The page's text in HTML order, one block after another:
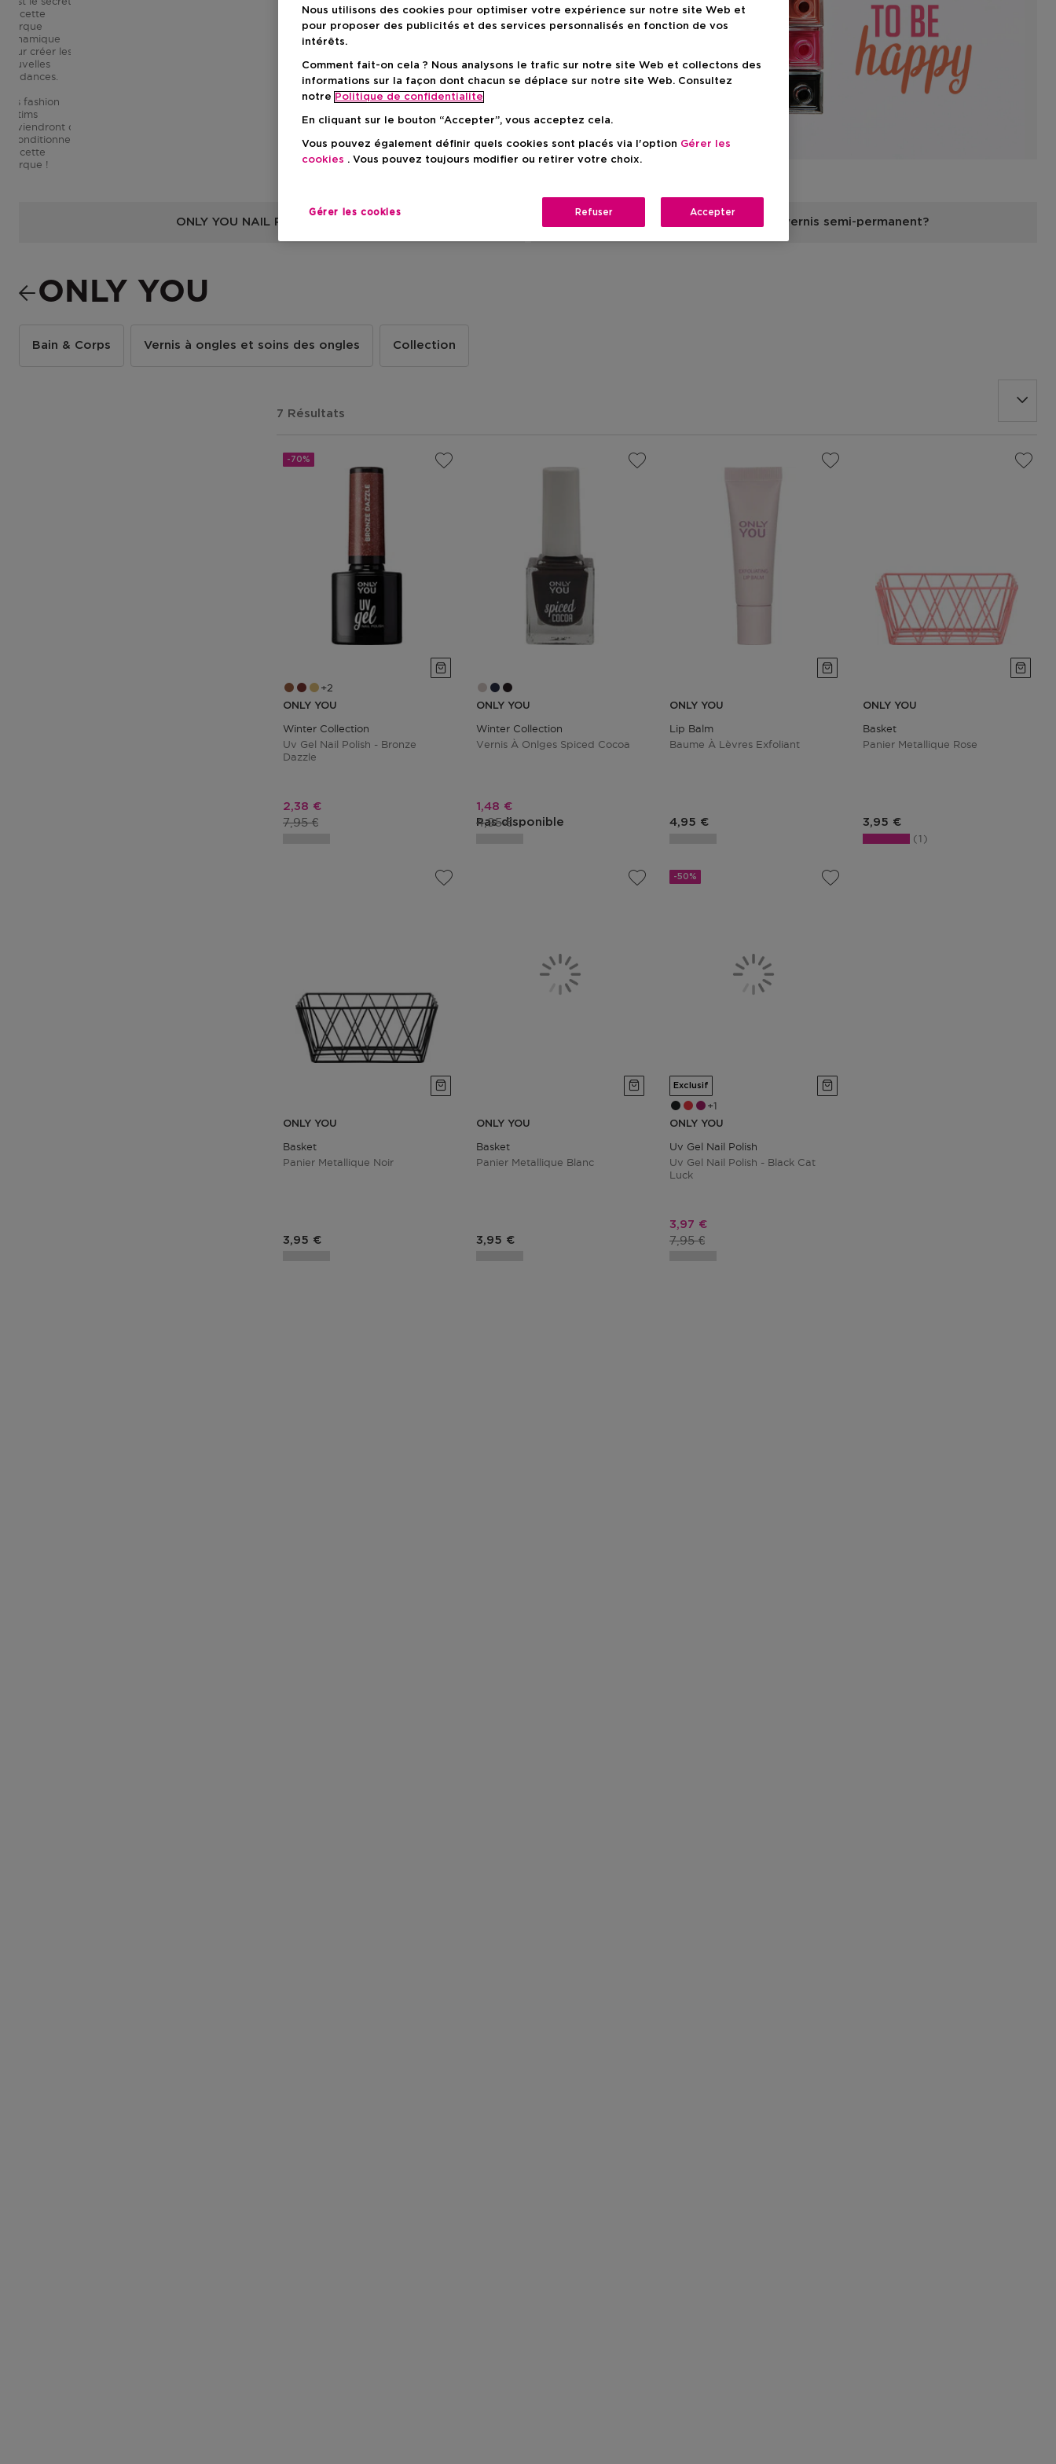
de cette
marque
dynamique
pour créer les
nouvelles
tendances.
Les fashion
victims
deviendront des
inconditionnelles
de cette
marque !
ONLY YOU NAIL POLISH FINDER Comment appliquer du vernis semi-permanent?
ONLY YOU
Bain & Corps Vernis à ongles et soins des ongles Collection
7 Résultats
-70%
2
ONLY YOU
Winter Collection
Uv Gel Nail Polish - Bronze
Dazzle
Prix promotionnel
2,38 €
Prix du produit
7,95 € Pas disponible
ONLY YOU
Winter Collection
Vernis À Onlges Spiced Cocoa
Prix promotionnel
1,48 €
Prix du produit
4,95 €
ONLY YOU
Lip Balm
Baume À Lèvres Exfoliant
Prix du produit
4,95 €
ONLY YOU
Basket
Panier Metallique Rose
Prix du produit
3,95 €
1
ONLY YOU
Basket
Panier Metallique Noir
Prix du produit
3,95 €
ONLY YOU
Basket
Panier Metallique Blanc
Prix du produit
3,95 €
-50%
1
Exclusif
ONLY YOU
Uv Gel Nail Polish
Uv Gel Nail Polish - Black Cat
Luck
Prix promotionnel
3,97 €
Prix du produit
7,95 €
Nous utilisons des cookies pour optimiser votre expérience sur notre site Web et
pour proposer des publicités et des services personnalisés en fonction de vos
intérêts.
Comment fait-on cela ? Nous analysons le trafic sur notre site Web et collectons des
informations sur la façon dont chacun se déplace sur notre site Web. Consultez
notre Politique de confidentialite
En cliquant sur le bouton “Accepter”, vous acceptez cela.
Vous pouvez également définir quels cookies sont placés via l'option Gérer les
cookies . Vous pouvez toujours modifier ou retirer votre choix.
Gérer les cookies Refuser Accepter